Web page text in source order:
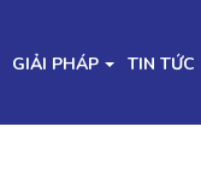
GIẢI PHÁP TIN TỨC